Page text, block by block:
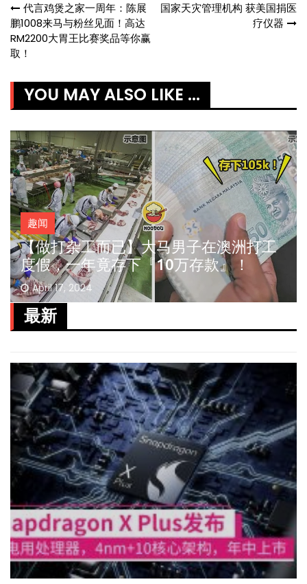
Post
navigation
代言鸡煲之家一周年：陈展
鹏1008来马与粉丝见面！高达
RM2200大胃王比赛奖品等你赢
取！
国家天灾管理机构 获美国捐医
疗仪器
YOU MAY ALSO LIKE ...
趣闻
【做打杂工而已】大马男子在澳洲打工
度假，一年竟存下『10万存款』！
April 17, 2024
最新